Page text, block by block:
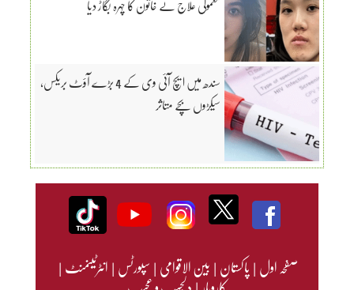
سندھ میں ایچ آئی وی کے 4 بڑے آؤٹ بریکس،
سیکڑوں بچے متاثر
صفحہ اول|پاکستان|بین الاقوامی|سپورٹس|انٹرٹینمنٹ|